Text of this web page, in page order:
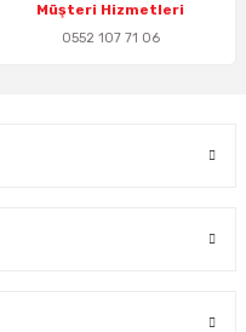
Müşteri Hizmetleri
0552 107 71 06